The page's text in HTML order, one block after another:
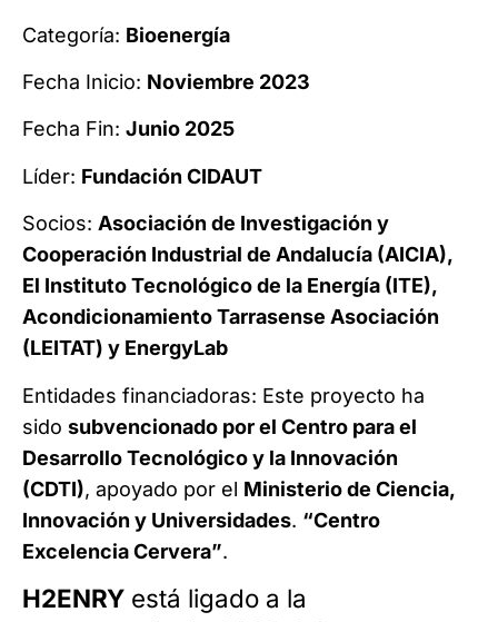
Categoría: Bioenergía
Fecha Inicio: Noviembre 2023
Fecha Fin: Junio 2025
Líder: Fundación CIDAUT
Socios: Asociación de Investigación y
Cooperación Industrial de Andalucía (AICIA),
El Instituto Tecnológico de la Energía (ITE),
Acondicionamiento Tarrasense Asociación
(LEITAT) y EnergyLab
Entidades financiadoras: Este proyecto ha
sido subvencionado por el Centro para el
Desarrollo Tecnológico y la Innovación
(CDTI), apoyado por el Ministerio de Ciencia,
Innovación y Universidades. “Centro
Excelencia Cervera”.
H2ENRY está ligado a la